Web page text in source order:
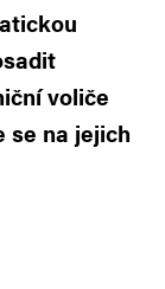
voliče
se na jejich